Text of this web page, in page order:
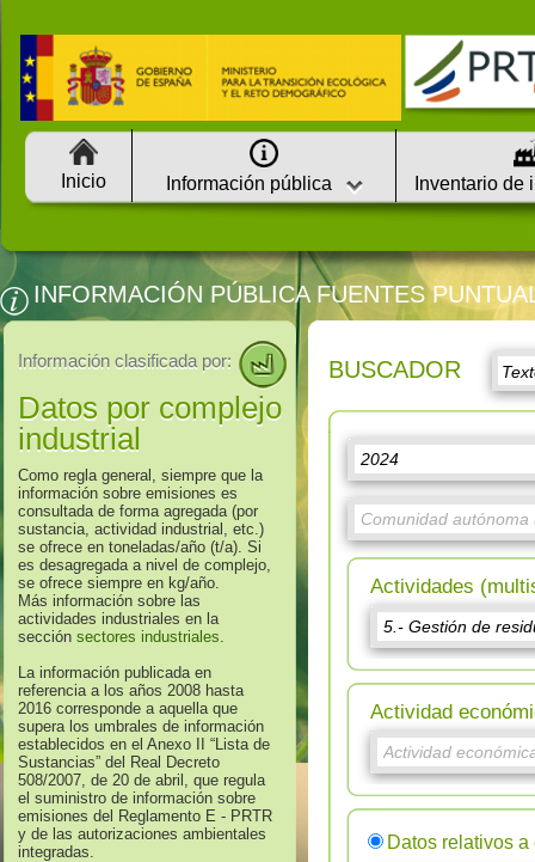
Inicio Información pública Inventario de
INFORMACIÓN PÚBLICA FUENTES
Información clasificada por:
Datos por complejo
industrial
Como regla general, siempre que la
información sobre emisiones es
consultada de forma agregada (por
sustancia, actividad industrial, etc.)
se ofrece en toneladas/año (t/a). Si
es desagregada a nivel de complejo,
se ofrece siempre en kg/año.
Más información sobre las
actividades industriales en la
sección sectores industriales.
La información publicada en
referencia a los años 2008 hasta
2016 corresponde a aquella que
supera los umbrales de información
establecidos en el Anexo II “Lista de
Sustancias” del Real Decreto
508/2007, de 20 de abril, que regula
el suministro de información sobre
emisiones del Reglamento E - PRTR
y de las autorizaciones ambientales
integradas.
BUSCADOR
Actividades
Actividad
Datos relativos